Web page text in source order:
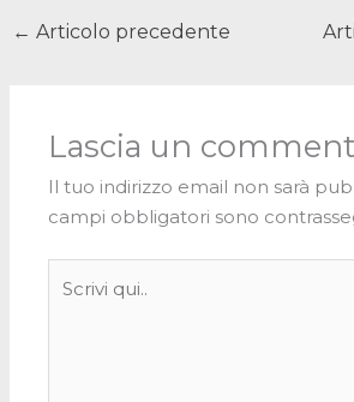
← Articolo precedente
Lascia un
Il tuo indirizzo email non sarà
campi obbligatori sono
qui..